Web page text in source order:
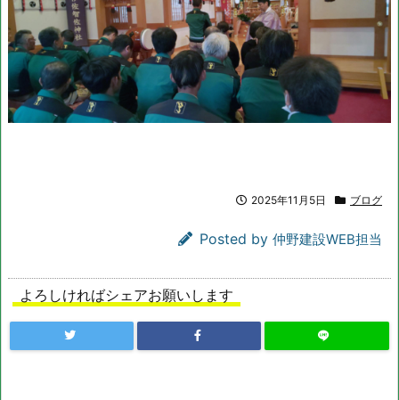
2025年11月5日 ブログ
Posted by 仲野建設WEB担当
よろしければシェアお願いします